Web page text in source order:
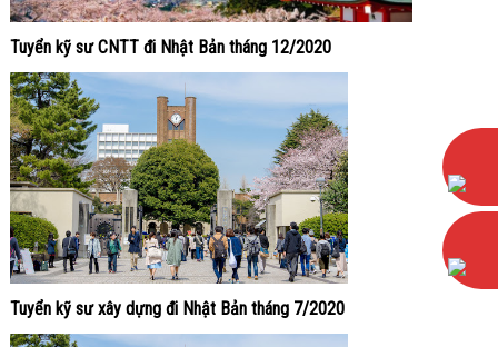
Tuyển kỹ sư CNTT đi Nhật Bản tháng 12/2020
Tuyển kỹ sư xây dựng đi Nhật Bản tháng 7/2020